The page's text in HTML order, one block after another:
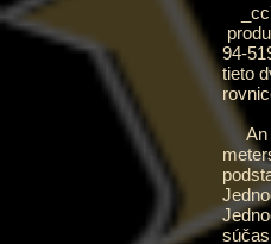
94-
tieto
An